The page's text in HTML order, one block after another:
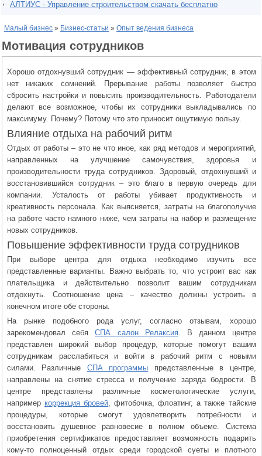
АЛТИУС - Управление строительством скачать бесплатно
Малый бизнес » Бизнес-статьи » Опыт ведения бизнеса
Мотивация сотрудников
Хорошо отдохнувший сотрудник — эффективный сотрудник, в этом
нет никаких сомнений. Прерывание работы позволяет быстро
сбросить настройки и повысить производительность. Работодатели
делают все возможное, чтобы их сотрудники выкладывались по
максимуму. Почему? Потому что это приносит ощутимую пользу.
Влияние отдыха на рабочий ритм
Отдых от работы – это не что иное, как ряд методов и мероприятий,
направленных на улучшение самочувствия, здоровья и
производительности труда сотрудников. Здоровый, отдохнувший и
восстановившийся сотрудник – это благо в первую очередь для
компании. Усталость от работы убивает продуктивность и
креативность персонала. Как выясняется, затраты на благополучие
на работе часто намного ниже, чем затраты на набор и размещение
новых сотрудников.
Повышение эффективности труда сотрудников
При выборе центра для отдыха необходимо изучить все
представленные варианты. Важно выбрать то, что устроит вас как
плательщика и действительно позволит вашим сотрудникам
отдохнуть. Соотношение цена – качество должны устроить в
конечном итоге обе стороны.
На рынке подобного рода услуг, согласно отзывам, хорошо
зарекомендовал себяСПА салон Релаксия. В данном центре
представлен широкий выбор процедур, которые помогут вашим
сотрудникам расслабиться и войти в рабочий ритм с новыми
силами. Различные СПА программы представленные в центре,
направлены на снятие стресса и получение заряда бодрости. В
центре представлены различные косметологические услуги,
напримеркоррекция бровей , фитобочка, флоатинг, а также тайские
процедуры, которые смогут удовлетворить потребности и
восстановить душевное равновесие в полном объеме. Система
приобретения сертификатов предоставляет возможность подарить
кому-то полноценный отдых среди городской суеты и плотного